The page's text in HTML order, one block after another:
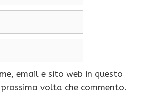
email e sito web in questo
volta che commento.